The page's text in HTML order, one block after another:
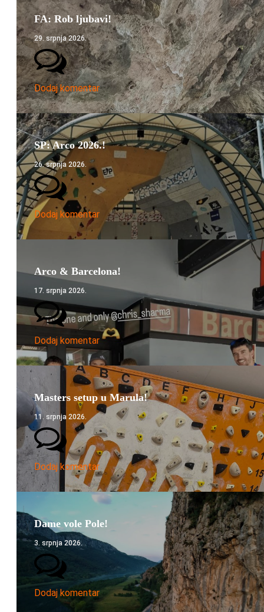
FA: Rob ljubavi!
29. srpnja 2026.
Dodaj komentar
SP: Arco 2026.!
26. srpnja 2026.
Dodaj komentar
Arco & Barcelona!
17. srpnja 2026.
Dodaj komentar
Masters setup u Marula!
11. srpnja 2026.
Dodaj komentar
Dame vole Pole!
3. srpnja 2026.
Dodaj komentar